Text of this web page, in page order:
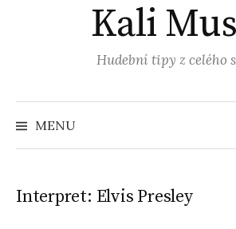
Kali
Hudební tipy z celého
MENU
Interpret: Elvis Presley